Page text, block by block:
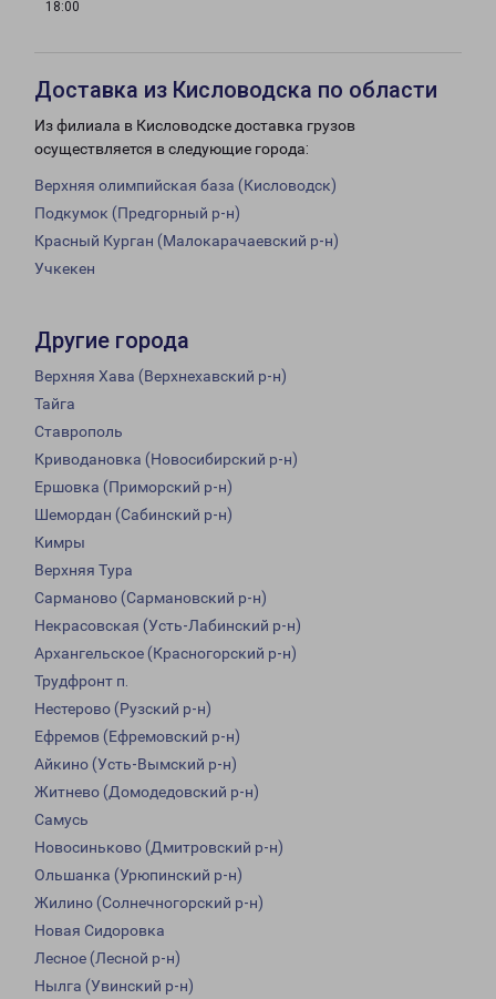
18:00
Доставка из Кисловодска по области
Из филиала в Кисловодске доставка грузов
осуществляется в следующие города:
Верхняя олимпийская база (Кисловодск)
Подкумок (Предгорный р-н)
Красный Курган (Малокарачаевский р-н)
Учкекен
Другие города
Верхняя Хава (Верхнехавский р-н)
Тайга
Ставрополь
Криводановка (Новосибирский р-н)
Ершовка (Приморский р-н)
Шемордан (Сабинский р-н)
Кимры
Верхняя Тура
Сарманово (Сармановский р-н)
Некрасовская (Усть-Лабинский р-н)
Архангельское (Красногорский р-н)
Трудфронт п.
Нестерово (Рузский р-н)
Ефремов (Ефремовский р-н)
Айкино (Усть-Вымский р-н)
Житнево (Домодедовский р-н)
Самусь
Новосиньково (Дмитровский р-н)
Ольшанка (Урюпинский р-н)
Жилино (Солнечногорский р-н)
Новая Сидоровка
Лесное (Лесной р-н)
Нылга (Увинский р-н)